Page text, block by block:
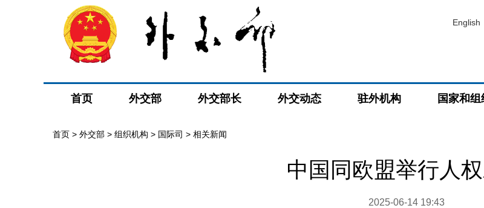
English
首页 外交部 外交部长 外交动态 驻外机构 国家和组
首页 > 外交部 > 组织机构 > 国际司 > 相关新闻
中国同欧盟举行人
2025-06-14 19:43